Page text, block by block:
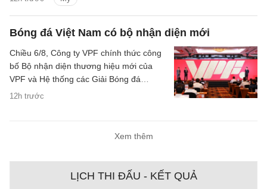
Bóng đá Việt Nam có bộ nhận diện mới
12h trước
Chiều 6/8, Công ty VPF chính thức công
bố Bộ nhận diện thương hiệu mới của
VPF và Hệ thống các Giải Bóng đá
chuyên nghiệp Quốc gia kể từ mùa giải
Xem thêm
LỊCH THI ĐẤU - KẾT QUẢ